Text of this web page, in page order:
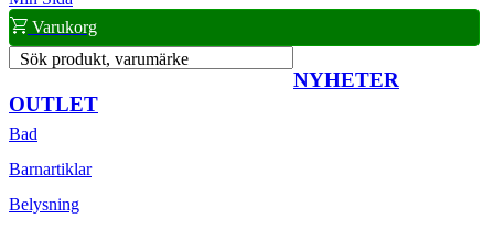
Varukorg
Sök produkt, varumärke
NYHETER
OUTLET
Bad
Barnartiklar
Belysning